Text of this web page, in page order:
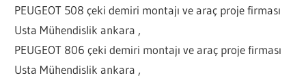
PEUGEOT 508 çeki demiri montajı ve araç proje firması
Usta Mühendislik ankara ,
PEUGEOT 806 çeki demiri montajı ve araç proje firması
Usta Mühendislik ankara ,